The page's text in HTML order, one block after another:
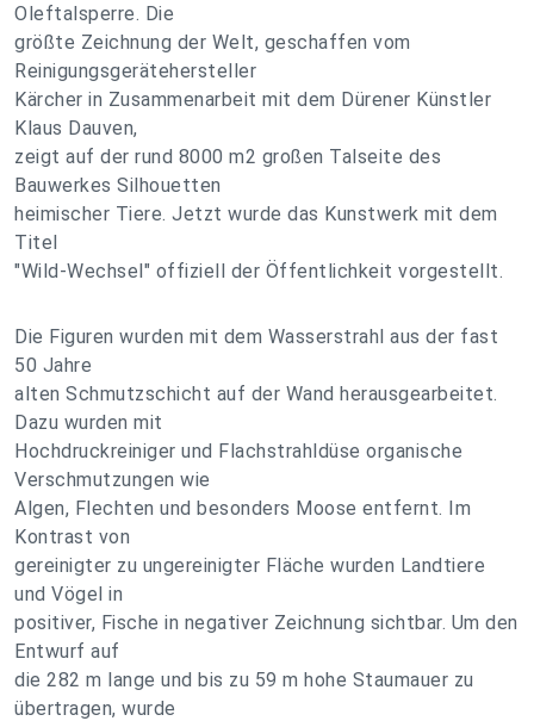
Oleftalsperre. Die
größte Zeichnung der Welt, geschaffen vom
Reinigungsgerätehersteller
Kärcher in Zusammenarbeit mit dem Dürener Künstler
Klaus Dauven,
zeigt auf der rund 8000 m2 großen Talseite des
Bauwerkes Silhouetten
heimischer Tiere. Jetzt wurde das Kunstwerk mit dem
Titel
"Wild-Wechsel" offiziell der Öffentlichkeit vorgestellt.
Die Figuren wurden mit dem Wasserstrahl aus der fast
50 Jahre
alten Schmutzschicht auf der Wand herausgearbeitet.
Dazu wurden mit
Hochdruckreiniger und Flachstrahldüse organische
Verschmutzungen wie
Algen, Flechten und besonders Moose entfernt. Im
Kontrast von
gereinigter zu ungereinigter Fläche wurden Landtiere
und Vögel in
positiver, Fische in negativer Zeichnung sichtbar. Um den
Entwurf auf
die 282 m lange und bis zu 59 m hohe Staumauer zu
übertragen, wurde